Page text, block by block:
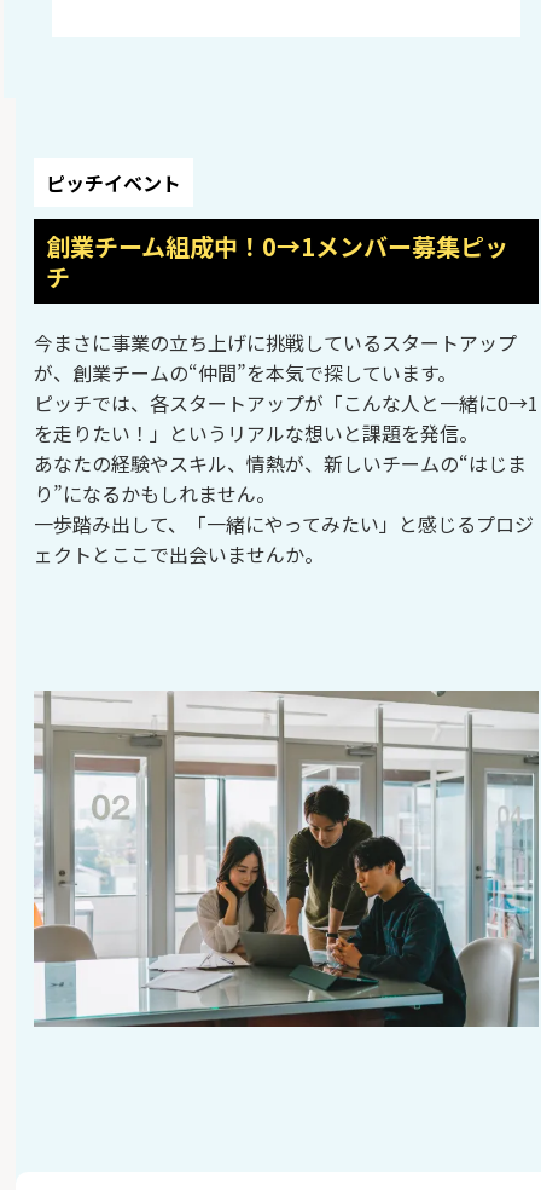
ピッチイベント
創業チーム組成中！0→1メンバー募集ピッ
チ
今まさに事業の立ち上げに挑戦しているスタートアップ
が、創業チームの“仲間”を本気で探しています。
ピッチでは、各スタートアップが「こんな人と一緒に0→1
を走りたい！」というリアルな想いと課題を発信。
あなたの経験やスキル、情熱が、新しいチームの“はじま
り”になるかもしれません。
一歩踏み出して、「一緒にやってみたい」と感じるプロジ
ェクトとここで出会いませんか。